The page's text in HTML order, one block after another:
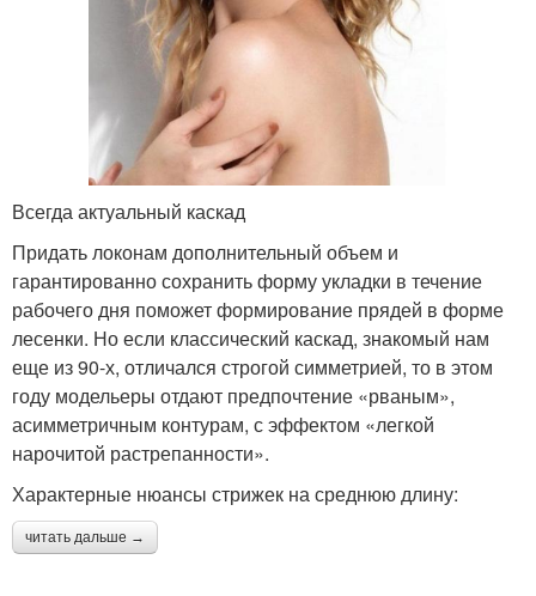
Всегда актуальный каскад
Придать локонам дополнительный объем и
гарантированно сохранить форму укладки в течение
рабочего дня поможет формирование прядей в форме
лесенки. Но если классический каскад, знакомый нам
еще из 90-х, отличался строгой симметрией, то в этом
году модельеры отдают предпочтение «рваным»,
асимметричным контурам, с эффектом «легкой
нарочитой растрепанности».
Характерные нюансы стрижек на среднюю длину:
читать дальше →